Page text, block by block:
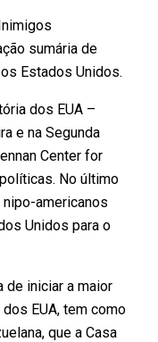
sumária de
Estados Unidos.
dos EUA –
e na Segunda
Center for
No último
americanos
Unidos para o
de iniciar a maior
EUA, tem como
que a Casa